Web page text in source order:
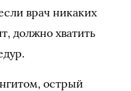
врач никаких
должно хватить
острый